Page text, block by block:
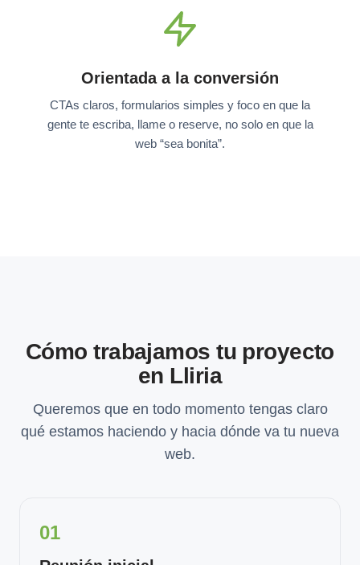
Orientada a la conversión
CTAs claros, formularios simples y foco en que la
gente te escriba, llame o reserve, no solo en que la
web “sea bonita”.
Cómo trabajamos tu proyecto
en Lliria
Queremos que en todo momento tengas claro
qué estamos haciendo y hacia dónde va tu nueva
web.
01